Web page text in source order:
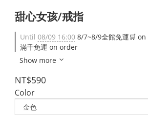
甜心女孩/戒指
Until 08/09 16:00 8/7~8/9全館免運🛒
滿千免運 on order
Show more
NT$590
Color